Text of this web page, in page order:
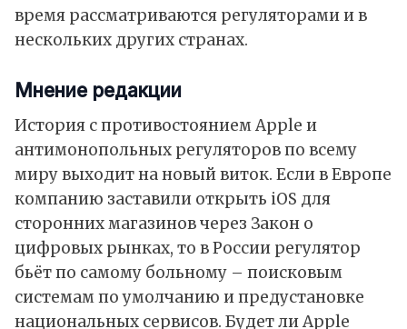
время рассматриваются регуляторами и в
нескольких других странах.
Мнение редакции
История с противостоянием Apple и
антимонопольных регуляторов по всему
миру выходит на новый виток. Если в Европе
компанию заставили открыть iOS для
сторонних магазинов через Закон о
цифровых рынках, то в России регулятор
бьёт по самому больному – поисковым
системам по умолчанию и предустановке
национальных сервисов. Будет ли Apple